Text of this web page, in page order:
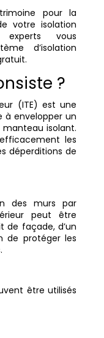
pour la
votre isolation
experts vous
d’isolation
?
(ITE) est une
à envelopper un
isolant.
les
déperditions de
des murs par
peut être
de façade, d’un
de protéger les
être utilisés